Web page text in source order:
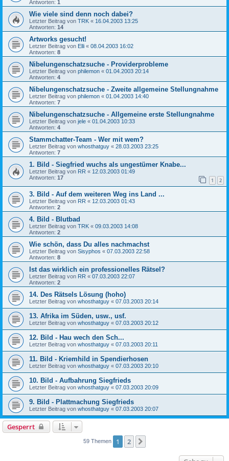
Antworten: 1
Wie viele sind denn noch dabei?
Letzter Beitrag von TRK « 16.04.2003 13:25
Antworten: 14
Artworks gesucht!
Letzter Beitrag von Elli « 08.04.2003 16:02
Antworten: 8
Nibelungenschatzsuche - Providerprobleme
Letzter Beitrag von philemon « 01.04.2003 20:14
Antworten: 4
Nibelungenschatzsuche - Zweite allgemeine Stellungnahme
Letzter Beitrag von philemon « 01.04.2003 14:40
Antworten: 7
Nibelungenschatzsuche - Allgemeine erste Stellungnahme
Letzter Beitrag von jele « 01.04.2003 10:33
Antworten: 4
Stammchatter-Team - Wer mit wem?
Letzter Beitrag von whosthatguy « 28.03.2003 23:25
Antworten: 7
1. Bild - Siegfried wuchs als ungestümer Knabe...
Letzter Beitrag von RR « 12.03.2003 01:49
Antworten: 17 1 2
3. Bild - Auf dem weiteren Weg ins Land ...
Letzter Beitrag von RR « 12.03.2003 01:43
Antworten: 2
4. Bild - Blutbad
Letzter Beitrag von TRK « 09.03.2003 14:08
Antworten: 2
Wie schön, dass Du alles nachmachst
Letzter Beitrag von Sisyphos « 07.03.2003 22:58
Antworten: 8
Ist das wirklich ein professionelles Rätsel?
Letzter Beitrag von RR « 07.03.2003 22:07
Antworten: 2
14. Des Rätsels Lösung (hoho)
Letzter Beitrag von whosthatguy « 07.03.2003 20:14
13. Afrika im Süden, usw., usf.
Letzter Beitrag von whosthatguy « 07.03.2003 20:12
12. Bild - Hau wech den Sch...
Letzter Beitrag von whosthatguy « 07.03.2003 20:11
11. Bild - Kriemhild in Spendierhosen
Letzter Beitrag von whosthatguy « 07.03.2003 20:10
10. Bild - Aufbahrung Siegfrieds
Letzter Beitrag von whosthatguy « 07.03.2003 20:09
9. Bild - Plattmachung Siegfrieds
Letzter Beitrag von whosthatguy « 07.03.2003 20:07
Gesperrt
59 Themen 1 2